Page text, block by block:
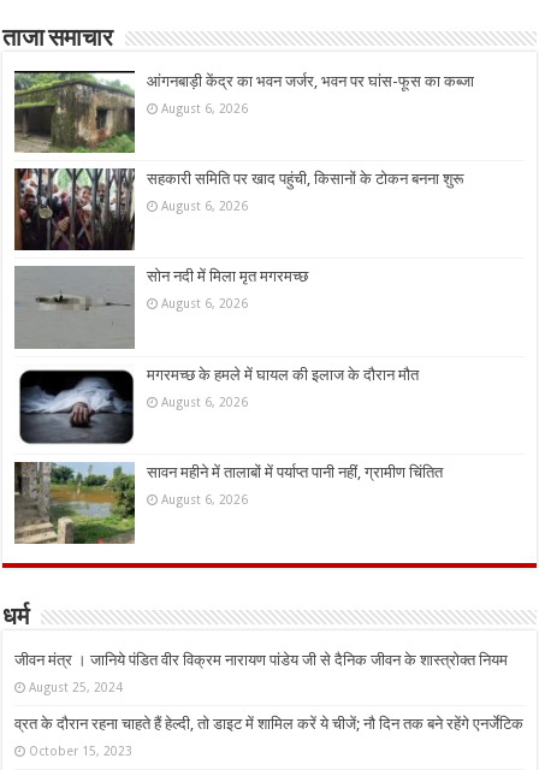
ताजा समाचार
आंगनबाड़ी केंद्र का भवन जर्जर, भवन पर घांस-फूस का कब्जा
August 6, 2026
सहकारी समिति पर खाद पहुंची, किसानों के टोकन बनना शुरू
August 6, 2026
सोन नदी में मिला मृत मगरमच्छ
August 6, 2026
मगरमच्छ के हमले में घायल की इलाज के दौरान मौत
August 6, 2026
सावन महीने में तालाबों में पर्याप्त पानी नहीं, ग्रामीण चिंतित
August 6, 2026
धर्म
जीवन मंत्र । जानिये पंडित वीर विक्रम नारायण पांडेय जी से दैनिक जीवन के शास्त्रोक्त नियम
August 25, 2024
व्रत के दौरान रहना चाहते हैं हेल्दी, तो डाइट में शामिल करें ये चीजें; नौ दिन तक बने रहेंगे एनर्जेटिक
October 15, 2023